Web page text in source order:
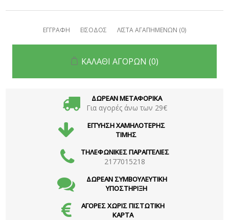
ΕΓΓΡΑΦΗ ΕΙΣΟΔΟΣ ΛΙΣΤΑ ΑΓΑΠΗΜΕΝΩΝ (0)
ΚΑΛΑΘΙ ΑΓΟΡΩΝ (0)
ΔΩΡΕΑΝ ΜΕΤΑΦΟΡΙΚΑ
Για αγορές άνω των 29€
ΕΓΓΥΗΣΗ ΧΑΜΗΛΟΤΕΡΗΣ
ΤΙΜΗΣ
ΤΗΛΕΦΩΝΙΚΕΣ ΠΑΡΑΓΓΕΛΙΕΣ
2177015218
ΔΩΡΕΑΝ ΣΥΜΒΟΥΛΕΥΤΙΚΗ
ΥΠΟΣΤΗΡΙΞΗ
ΑΓΟΡΕΣ ΧΩΡΙΣ ΠΙΣΤΩΤΙΚΗ
ΚΑΡΤΑ